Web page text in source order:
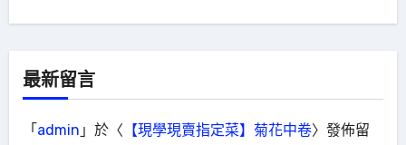
最新留言
「admin 」於〈 【現學現賣指定菜】菊花中卷〉發佈留